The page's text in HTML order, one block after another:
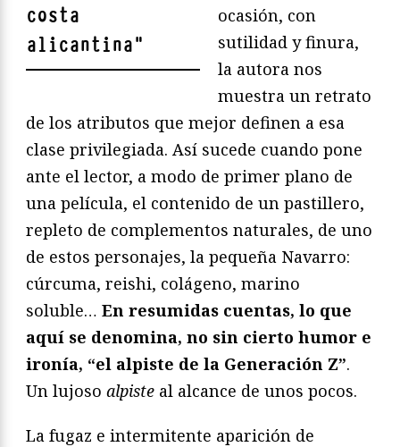
costa
alicantina"
ocasión, con
sutilidad y finura,
la autora nos
muestra un retrato
de los atributos que mejor definen a esa
clase privilegiada. Así sucede cuando pone
ante el lector, a modo de primer plano de
una película, el contenido de un pastillero,
repleto de complementos naturales, de uno
de estos personajes, la pequeña Navarro:
cúrcuma, reishi, colágeno, marino
soluble… En resumidas cuentas, lo que
aquí se denomina, no sin cierto humor e
ironía, “el alpiste de la Generación Z”.
Un lujoso alpiste al alcance de unos pocos.
La fugaz e intermitente aparición de